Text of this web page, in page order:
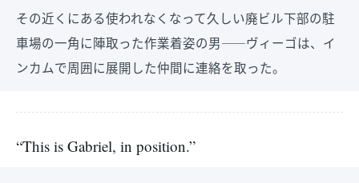
その近くにある使われなくなって久しい廃ビル下部の駐
車場の一角に陣取った作業着姿の男――ヴィーゴは、イ
ンカムで周囲に展開した仲間に連絡を取った。
“This is Gabriel, in position.”